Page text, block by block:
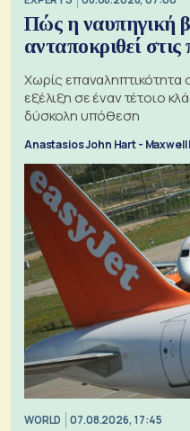
Πώς η ναυπηγική
ανταποκριθεί στις
Χωρίς
εξέλιξη σε έναν τέτοιο
δύσκολη υπόθεση
Anastasios John Hart - Maxwell
WORLD 07.08.2026, 17:45